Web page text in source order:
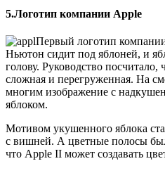
5.Логотип компании Apple
Первый логотип
Ньютон сидит под яблоней, и
голову. Руководство
сложная и перегруженная. На
многим изображение с
яблоком.
Мотивом укушенного яблока
с вишней. А цветные полосы
что Apple II может создавать